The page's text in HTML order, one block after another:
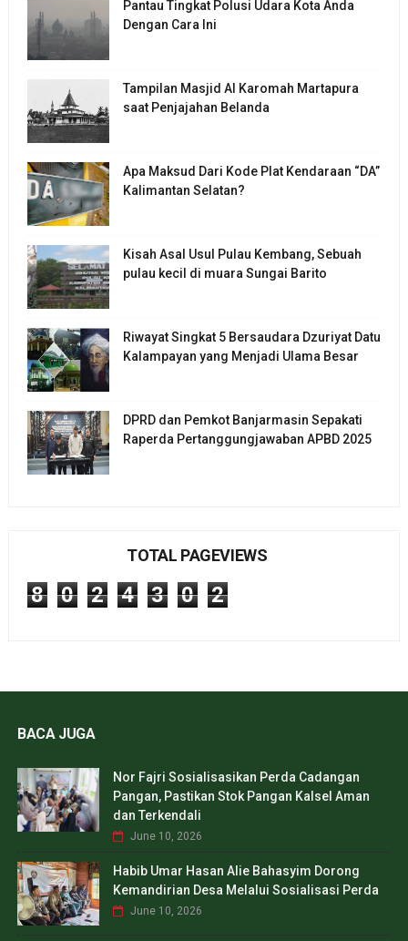
Pantau Tingkat Polusi Udara Kota Anda
Dengan Cara Ini
Tampilan Masjid Al Karomah Martapura
saat Penjajahan Belanda
Apa Maksud Dari Kode Plat Kendaraan “DA”
Kalimantan Selatan?
Kisah Asal Usul Pulau Kembang, Sebuah
pulau kecil di muara Sungai Barito
Riwayat Singkat 5 Bersaudara Dzuriyat Datu
Kalampayan yang Menjadi Ulama Besar
DPRD dan Pemkot Banjarmasin Sepakati
Raperda Pertanggungjawaban APBD 2025
TOTAL PAGEVIEWS
8 0 2 4 3 0 2
BACA JUGA
Nor Fajri Sosialisasikan Perda Cadangan
Pangan, Pastikan Stok Pangan Kalsel Aman
dan Terkendali
June 10, 2026
Habib Umar Hasan Alie Bahasyim Dorong
Kemandirian Desa Melalui Sosialisasi Perda
June 10, 2026